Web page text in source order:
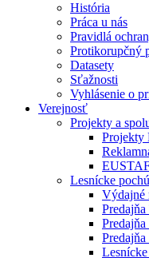
História
Práca u nás
Pravidlá
Protikorupčný
Datasety
Sťažnosti
Vyhlásenie o
Verejnosť
Projekty a
Projekty
Lesnícke
Výdajné